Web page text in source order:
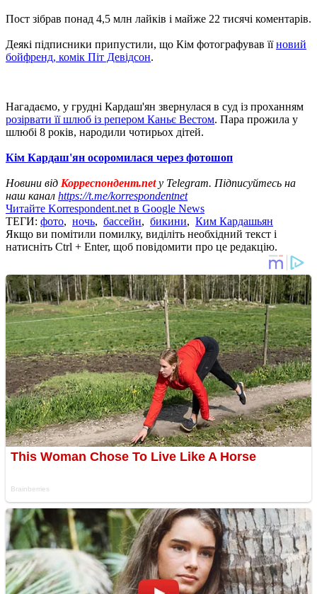
Пост зібрав понад 4,5 млн лайків і майже 22 тисячі коментарів.
Деякі підписники припустили, що Кім фотографував їїновий
бойфренд, комік Піт Девідсон.
Нагадаємо, у грудні Кардаш'ян звернулася в суд із проханням
розірвати її шлюб із репером Каньє Вестом. Пара прожила у
шлюбі 8 років, народили чотирьох дітей.
Кім Кардаш'ян осоромилася через фотошоп
Новини від Корреспондент.netу Telegram. Підписуйтесь на
наш канал https://t.me/korrespondentnet
Читайте Korrespondent.net в Google News
ТЕГИ: фото, ночь, бассейн, бикини, Ким Кардашьян
Якщо ви помітили помилку, виділіть необхідний текст і
натисніть Ctrl + Enter, щоб повідомити про це редакцію.